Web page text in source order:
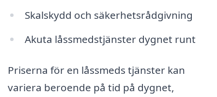
Skalskydd och säkerhetsrådgivning
Akuta låssmedstjänster dygnet runt
Priserna för en låssmeds tjänster kan
variera beroende på tid på dygnet,